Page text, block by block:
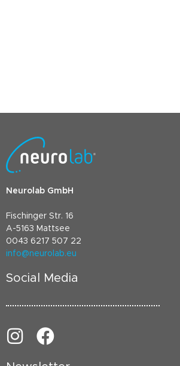
Neurolab GmbH
Fischinger Str. 16
A-5163 Mattsee
0043 6217 507 22
info@neurolab.eu
Social Media